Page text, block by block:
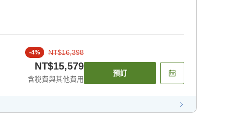
-4% NT$16,398
NT$15,579
含稅費與其他費用
預訂